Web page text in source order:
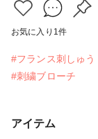
お気に入り 1 件
#フランス刺しゅう
#刺繍ブローチ
アイテム